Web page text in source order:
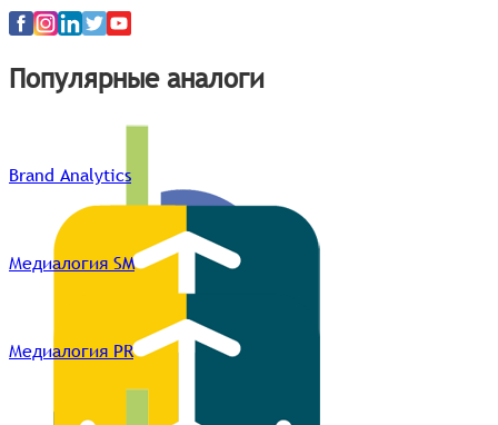
Популярные аналоги
Brand Analytics
Медиалогия SM
Медиалогия PR